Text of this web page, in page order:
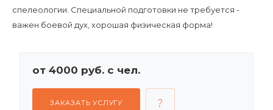
спелеологии. Специальной подготовки не требуется -
важен боевой дух, хорошая физическая форма!
от 4000 руб. с чел.
ЗАКАЗАТЬ УСЛУГУ